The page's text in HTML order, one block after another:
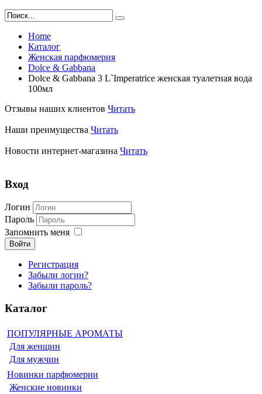
Home
Каталог
Женская парфюмерия
Dolce & Gabbana
Dolce & Gabbana 3 L`Imperatrice женская туалетная вода
100мл
Отзывы наших клиентов Читать
Наши преимущества Читать
Новости интернет-магазина Читать
Вход
Логин
Пароль
Запомнить меня
Войти
Регистрация
Забыли логин?
Забыли пароль?
Каталог
ПОПУЛЯРНЫЕ АРОМАТЫ
Для женщин
Для мужчин
Новинки парфюмерии
Женские новинки